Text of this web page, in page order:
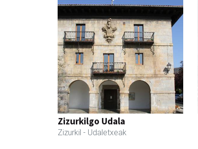
Zizurkilgo Udala
Zizurkil - Udaletxeak